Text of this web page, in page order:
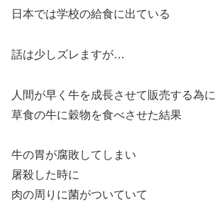
日本では学校の給食に出ている
話は少しズレますが…
人間が早く牛を成長させて販売する為に
草食の牛に穀物を食べさせた結果
牛の胃が腐敗してしまい
屠殺した時に
肉の周りに菌がついていて